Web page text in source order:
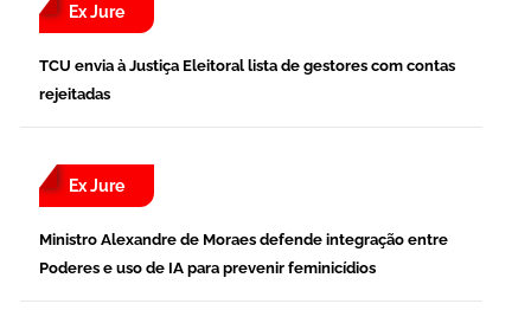
Ex Jure
TCU envia à Justiça Eleitoral lista de gestores com contas
rejeitadas
Ex Jure
Ministro Alexandre de Moraes defende integração entre
Poderes e uso de IA para prevenir feminicídios